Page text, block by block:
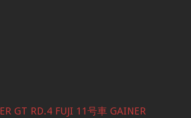
GT RD.4 FUJI 11号車 GAINER